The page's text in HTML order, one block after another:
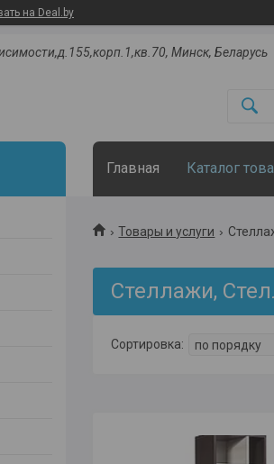
на Deal.by
Минск, Беларусь
Главная Каталог
Товары и услуги
Стеллажи,